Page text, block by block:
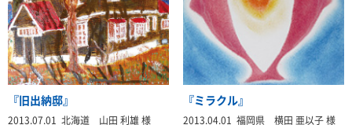
『旧出納邸』
2013.07.01 北海道 山田 利雄 様
『ミラクル』
2013.04.01 福岡県 横田 亜以子 様